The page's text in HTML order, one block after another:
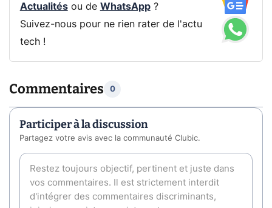
Actualitésou de WhatsApp?
Suivez-nous pour ne rien rater de l'actu
tech !
Commentaires 0
Participer à la discussion
Partagez votre avis avec la communauté Clubic.